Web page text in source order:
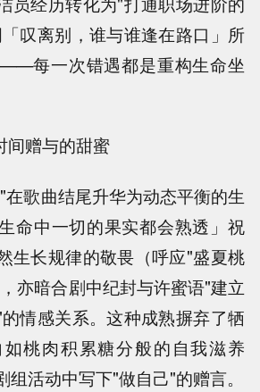
叹离别，谁与谁逢在路口」所
每一次错遇都是重构生命坐
间赠与的甜蜜
歌曲结尾升华为动态平衡的生
命中一切的果实都会熟透」祝
生长规律的敬畏（呼应"盛夏桃
亦暗合剧中纪封与许蜜语"建立
情感关系。这种成熟摒弃了牺
桃肉积累糖分般的自我滋养
活动中写下"做自己"的赠言。